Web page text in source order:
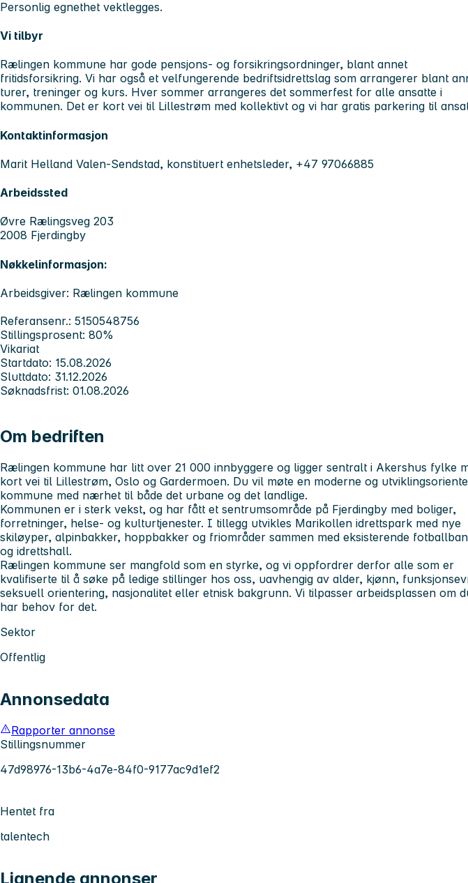
Personlig egnethet vektlegges.
Vi tilbyr
Rælingen kommune har gode pensjons- og forsikringsordninger, blant annet
fritidsforsikring. Vi har også et velfungerende bedriftsidrettslag som arrangerer blant
turer, treninger og kurs. Hver sommer arrangeres det sommerfest for alle ansatte i
kommunen. Det er kort vei til Lillestrøm med kollektivt og vi har gratis parkering til
Kontaktinformasjon
Marit Helland Valen-Sendstad, konstituert enhetsleder, +47 97066885
Arbeidssted
Øvre Rælingsveg 203
2008 Fjerdingby
Nøkkelinformasjon:
Arbeidsgiver: Rælingen kommune
Referansenr.: 5150548756
Stillingsprosent: 80%
Vikariat
Startdato: 15.08.2026
Sluttdato: 31.12.2026
Søknadsfrist: 01.08.2026
Om bedriften
Rælingen kommune har litt over 21 000 innbyggere og ligger sentralt i Akershus fylke
kort vei til Lillestrøm, Oslo og Gardermoen. Du vil møte en moderne og
kommune med nærhet til både det urbane og det landlige.
Kommunen er i sterk vekst, og har fått et sentrumsområde på Fjerdingby med boliger,
forretninger, helse- og kulturtjenester. I tillegg utvikles Marikollen idrettspark med nye
skiløyper, alpinbakker, hoppbakker og friområder sammen med eksisterende
og idrettshall.
Rælingen kommune ser mangfold som en styrke, og vi oppfordrer derfor alle som er
kvalifiserte til å søke på ledige stillinger hos oss, uavhengig av alder, kjønn,
seksuell orientering, nasjonalitet eller etnisk bakgrunn. Vi tilpasser arbeidsplassen om
har behov for det.
Sektor
Offentlig
Annonsedata
Rapporter annonse
Stillingsnummer
47d98976-13b6-4a7e-84f0-9177ac9d1ef2
Hentet fra
talentech
Lignende annonser